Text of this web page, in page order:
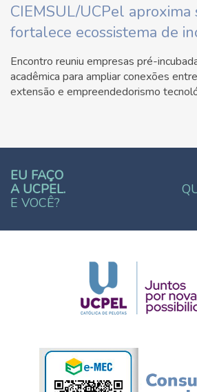
CIEMSUL/UCPel
fortalece ecossistema de
Encontro reuniu empresas pré-
acadêmica para ampliar conexões
extensão e empreendedorismo
EU FAÇO
A UCPEL.
E VOCÊ?